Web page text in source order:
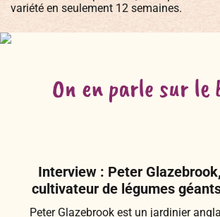
variété en seulement 12 semaines.
On en parle sur le
Interview : Peter Glazebrook,
cultivateur de légumes
Peter Glazebrook est un jardinier